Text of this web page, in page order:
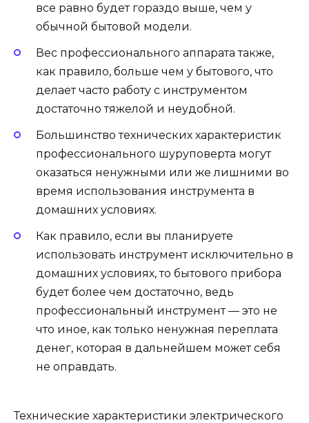
все равно будет гораздо выше, чем у
обычной бытовой модели.
Вес профессионального аппарата также,
как правило, больше чем у бытового, что
делает часто работу с инструментом
достаточно тяжелой и неудобной.
Большинство технических характеристик
профессионального шуруповерта могут
оказаться ненужными или же лишними во
время использования инструмента в
домашних условиях.
Как правило, если вы планируете
использовать инструмент исключительно в
домашних условиях, то бытового прибора
будет более чем достаточно, ведь
профессиональный инструмент — это не
что иное, как только ненужная переплата
денег, которая в дальнейшем может себя
не оправдать.
Технические характеристики электрического